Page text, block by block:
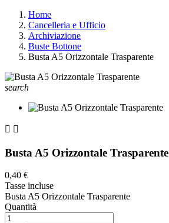
Home
Cancelleria e Ufficio
Archiviazione
Buste Bottone
Busta A5 Orizzontale Trasparente
search
 
Busta A5 Orizzontale Trasparente
0,40 €
Tasse incluse
Busta A5 Orizzontale Trasparente
Quantità